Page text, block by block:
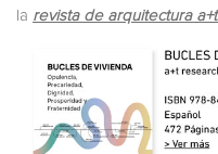
la revista de arquitectura a+t